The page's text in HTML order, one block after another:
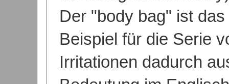
Der "body bag" ist
Beispiel für die Serie
Irritationen dadurch